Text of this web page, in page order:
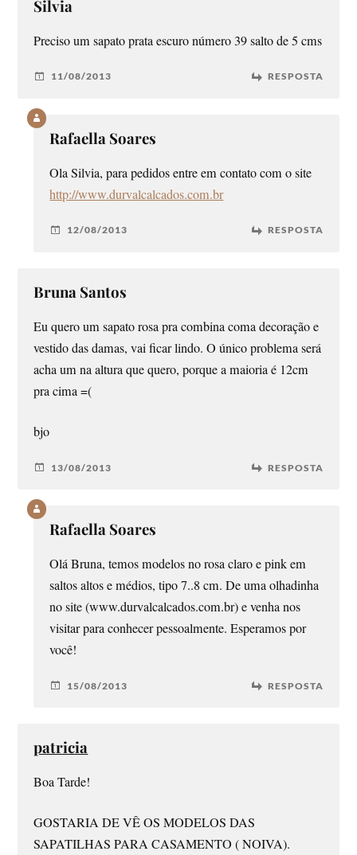
Silvia
Preciso um sapato prata escuro número 39 salto de 5 cms
11/08/2013 RESPOSTA
Rafaella Soares
Ola Silvia, para pedidos entre em contato com o site
http://www.durvalcalcados.com.br
12/08/2013 RESPOSTA
Bruna Santos
Eu quero um sapato rosa pra combina coma decoração e
vestido das damas, vai ficar lindo. O único problema será
acha um na altura que quero, porque a maioria é 12cm
pra cima =(
bjo
13/08/2013 RESPOSTA
Rafaella Soares
Olá Bruna, temos modelos no rosa claro e pink em
saltos altos e médios, tipo 7..8 cm. De uma olhadinha
no site (www.durvalcalcados.com.br) e venha nos
visitar para conhecer pessoalmente. Esperamos por
você!
15/08/2013 RESPOSTA
patricia
Boa Tarde!
GOSTARIA DE VÊ OS MODELOS DAS
SAPATILHAS PARA CASAMENTO ( NOIVA).